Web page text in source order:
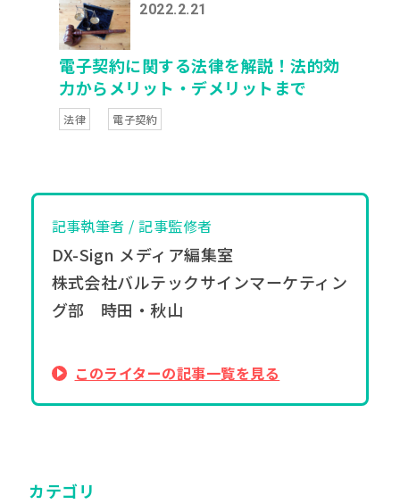
2022.2.21
電子契約に関する法律を解説！法的効
力からメリット・デメリットまで
法律 電子契約
記事執筆者 / 記事監修者
DX-Sign メディア編集室
株式会社バルテックサインマーケティン
グ部 時田・秋山
このライターの記事一覧を見る
カテゴリ